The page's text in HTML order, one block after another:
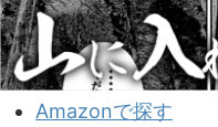
Amazonで探す